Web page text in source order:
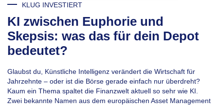
KLUG INVESTIERT
KI zwischen Euphorie und
Skepsis: was das für dein Depot
bedeutet?
Glaubst du, Künstliche Intelligenz verändert die Wirtschaft für
Jahrzehnte – oder ist die Börse gerade einfach nur überdreht?
Kaum ein Thema spaltet die Finanzwelt aktuell so sehr wie KI.
Zwei bekannte Namen aus dem europäischen Asset Management